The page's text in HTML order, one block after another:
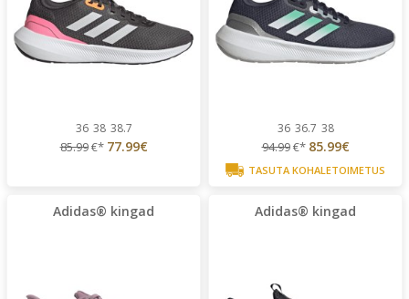
36 38 38.7
85.99€* 77.99€
36 36.7 38
94.99€* 85.99€
TASUTA KOHALETOIMETUS
Adidas® kingad Adidas® kingad